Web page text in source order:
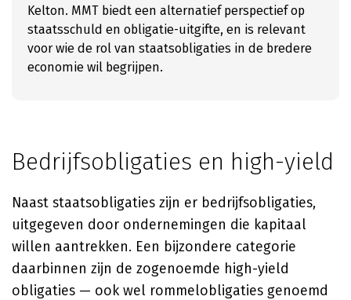
Kelton. MMT biedt een alternatief perspectief op
staatsschuld en obligatie-uitgifte, en is relevant
voor wie de rol van staatsobligaties in de bredere
economie wil begrijpen.
Bedrijfsobligaties en high-yield
Naast staatsobligaties zijn er bedrijfsobligaties,
uitgegeven door ondernemingen die kapitaal
willen aantrekken. Een bijzondere categorie
daarbinnen zijn de zogenoemde high-yield
obligaties — ook wel rommelobligaties genoemd